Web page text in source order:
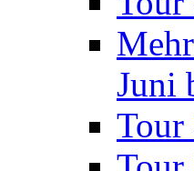
Juni
Tour